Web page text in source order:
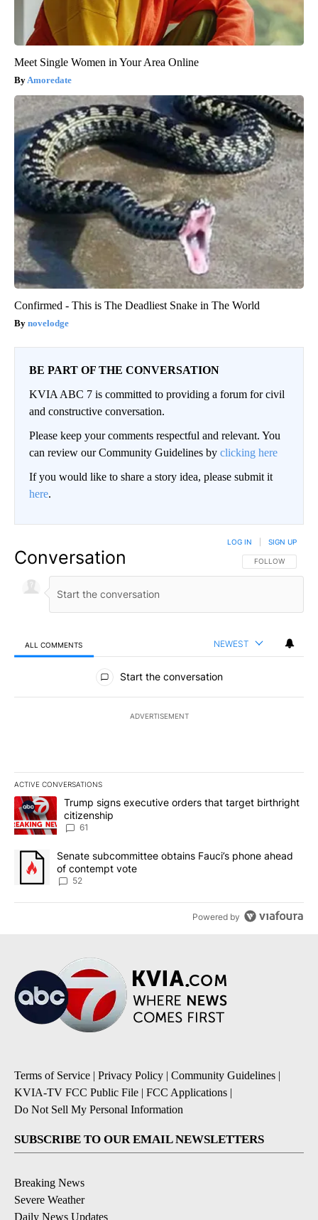
Meet Single Women in Your Area Online
Amoredate
Confirmed - This is The Deadliest Snake in The World
novelodge
BE PART OF THE CONVERSATION
KVIA ABC 7 is committed to providing a forum for civil
and constructive conversation.
Please keep your comments respectful and relevant. You
can review our Community Guidelines by clicking here
If you would like to share a story idea, please submit it
here.
Conversation FOLLOW THIS
FOLLOW
LOG IN SIGN UP
ALL COMMENTS NEWEST
All Comments
Start the conversation
ADVERTISEMENT
ACTIVE CONVERSATIONS
The following is a list of the most commented articles in the last
A trending article titled "Trump signs executive orders that
Trump signs executive orders that target birthright
citizenship
61
A trending article titled "Senate subcommittee obtains Fauci’s
Senate subcommittee obtains Fauci’s phone ahead
of contempt vote
52
Powered by
Terms of Service | Privacy Policy | Community Guidelines |
KVIA-TV FCC Public File | FCC Applications |
Do Not Sell My Personal Information
SUBSCRIBE TO OUR EMAIL NEWSLETTERS
Breaking News
Severe Weather
Daily News Updates